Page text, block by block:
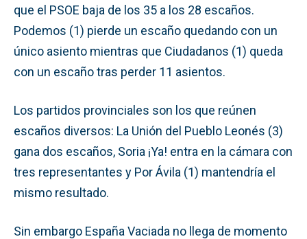
que el PSOE baja de los 35 a los 28 escaños.
Podemos (1) pierde un escaño quedando con un
único asiento mientras que Ciudadanos (1) queda
con un escaño tras perder 11 asientos.
Los partidos provinciales son los que reúnen
escaños diversos: La Unión del Pueblo Leonés (3)
gana dos escaños, Soria ¡Ya! entra en la cámara con
tres representantes y Por Ávila (1) mantendría el
mismo resultado.
Sin embargo España Vaciada no llega de momento